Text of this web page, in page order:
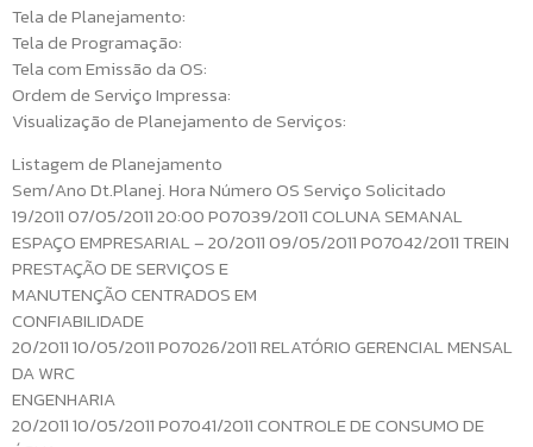
Tela de Planejamento:
Tela de Programação:
Tela com Emissão da OS:
Ordem de Serviço Impressa:
Visualização de Planejamento de Serviços:
Listagem de Planejamento
Sem/Ano Dt.Planej. Hora Número OS Serviço Solicitado
19/2011 07/05/2011 20:00 P07039/2011 COLUNA SEMANAL
ESPAÇO EMPRESARIAL – 20/2011 09/05/2011 P07042/2011 TREIN
PRESTAÇÃO DE SERVIÇOS E
MANUTENÇÃO CENTRADOS EM
CONFIABILIDADE
20/2011 10/05/2011 P07026/2011 RELATÓRIO GERENCIAL MENSAL
DA WRC
ENGENHARIA
20/2011 10/05/2011 P07041/2011 CONTROLE DE CONSUMO DE